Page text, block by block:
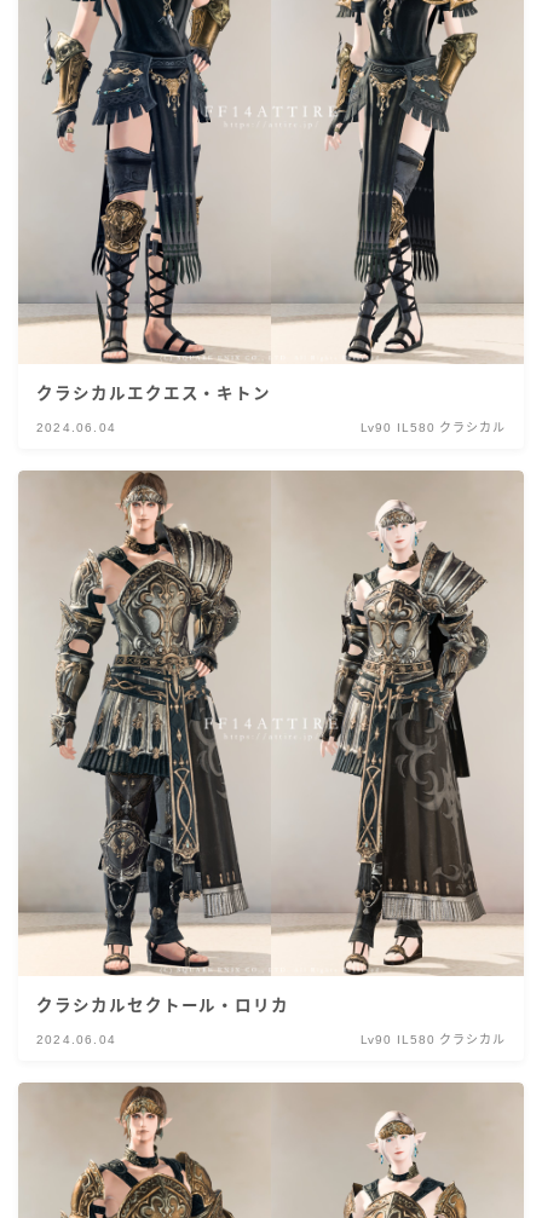
クラシカルエクエス・キトン
2024.06.04 Lv90 IL580 クラシカル
クラシカルセクトール・ロリカ
2024.06.04 Lv90 IL580 クラシカル